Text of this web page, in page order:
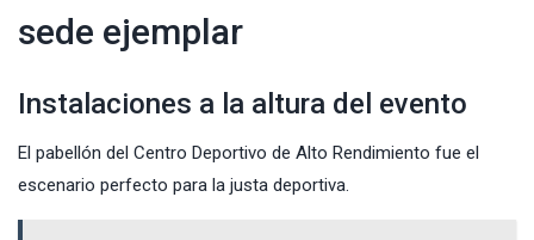
sede ejemplar
Instalaciones a la altura del evento
El pabellón del Centro Deportivo de Alto Rendimiento fue el
escenario perfecto para la justa deportiva.